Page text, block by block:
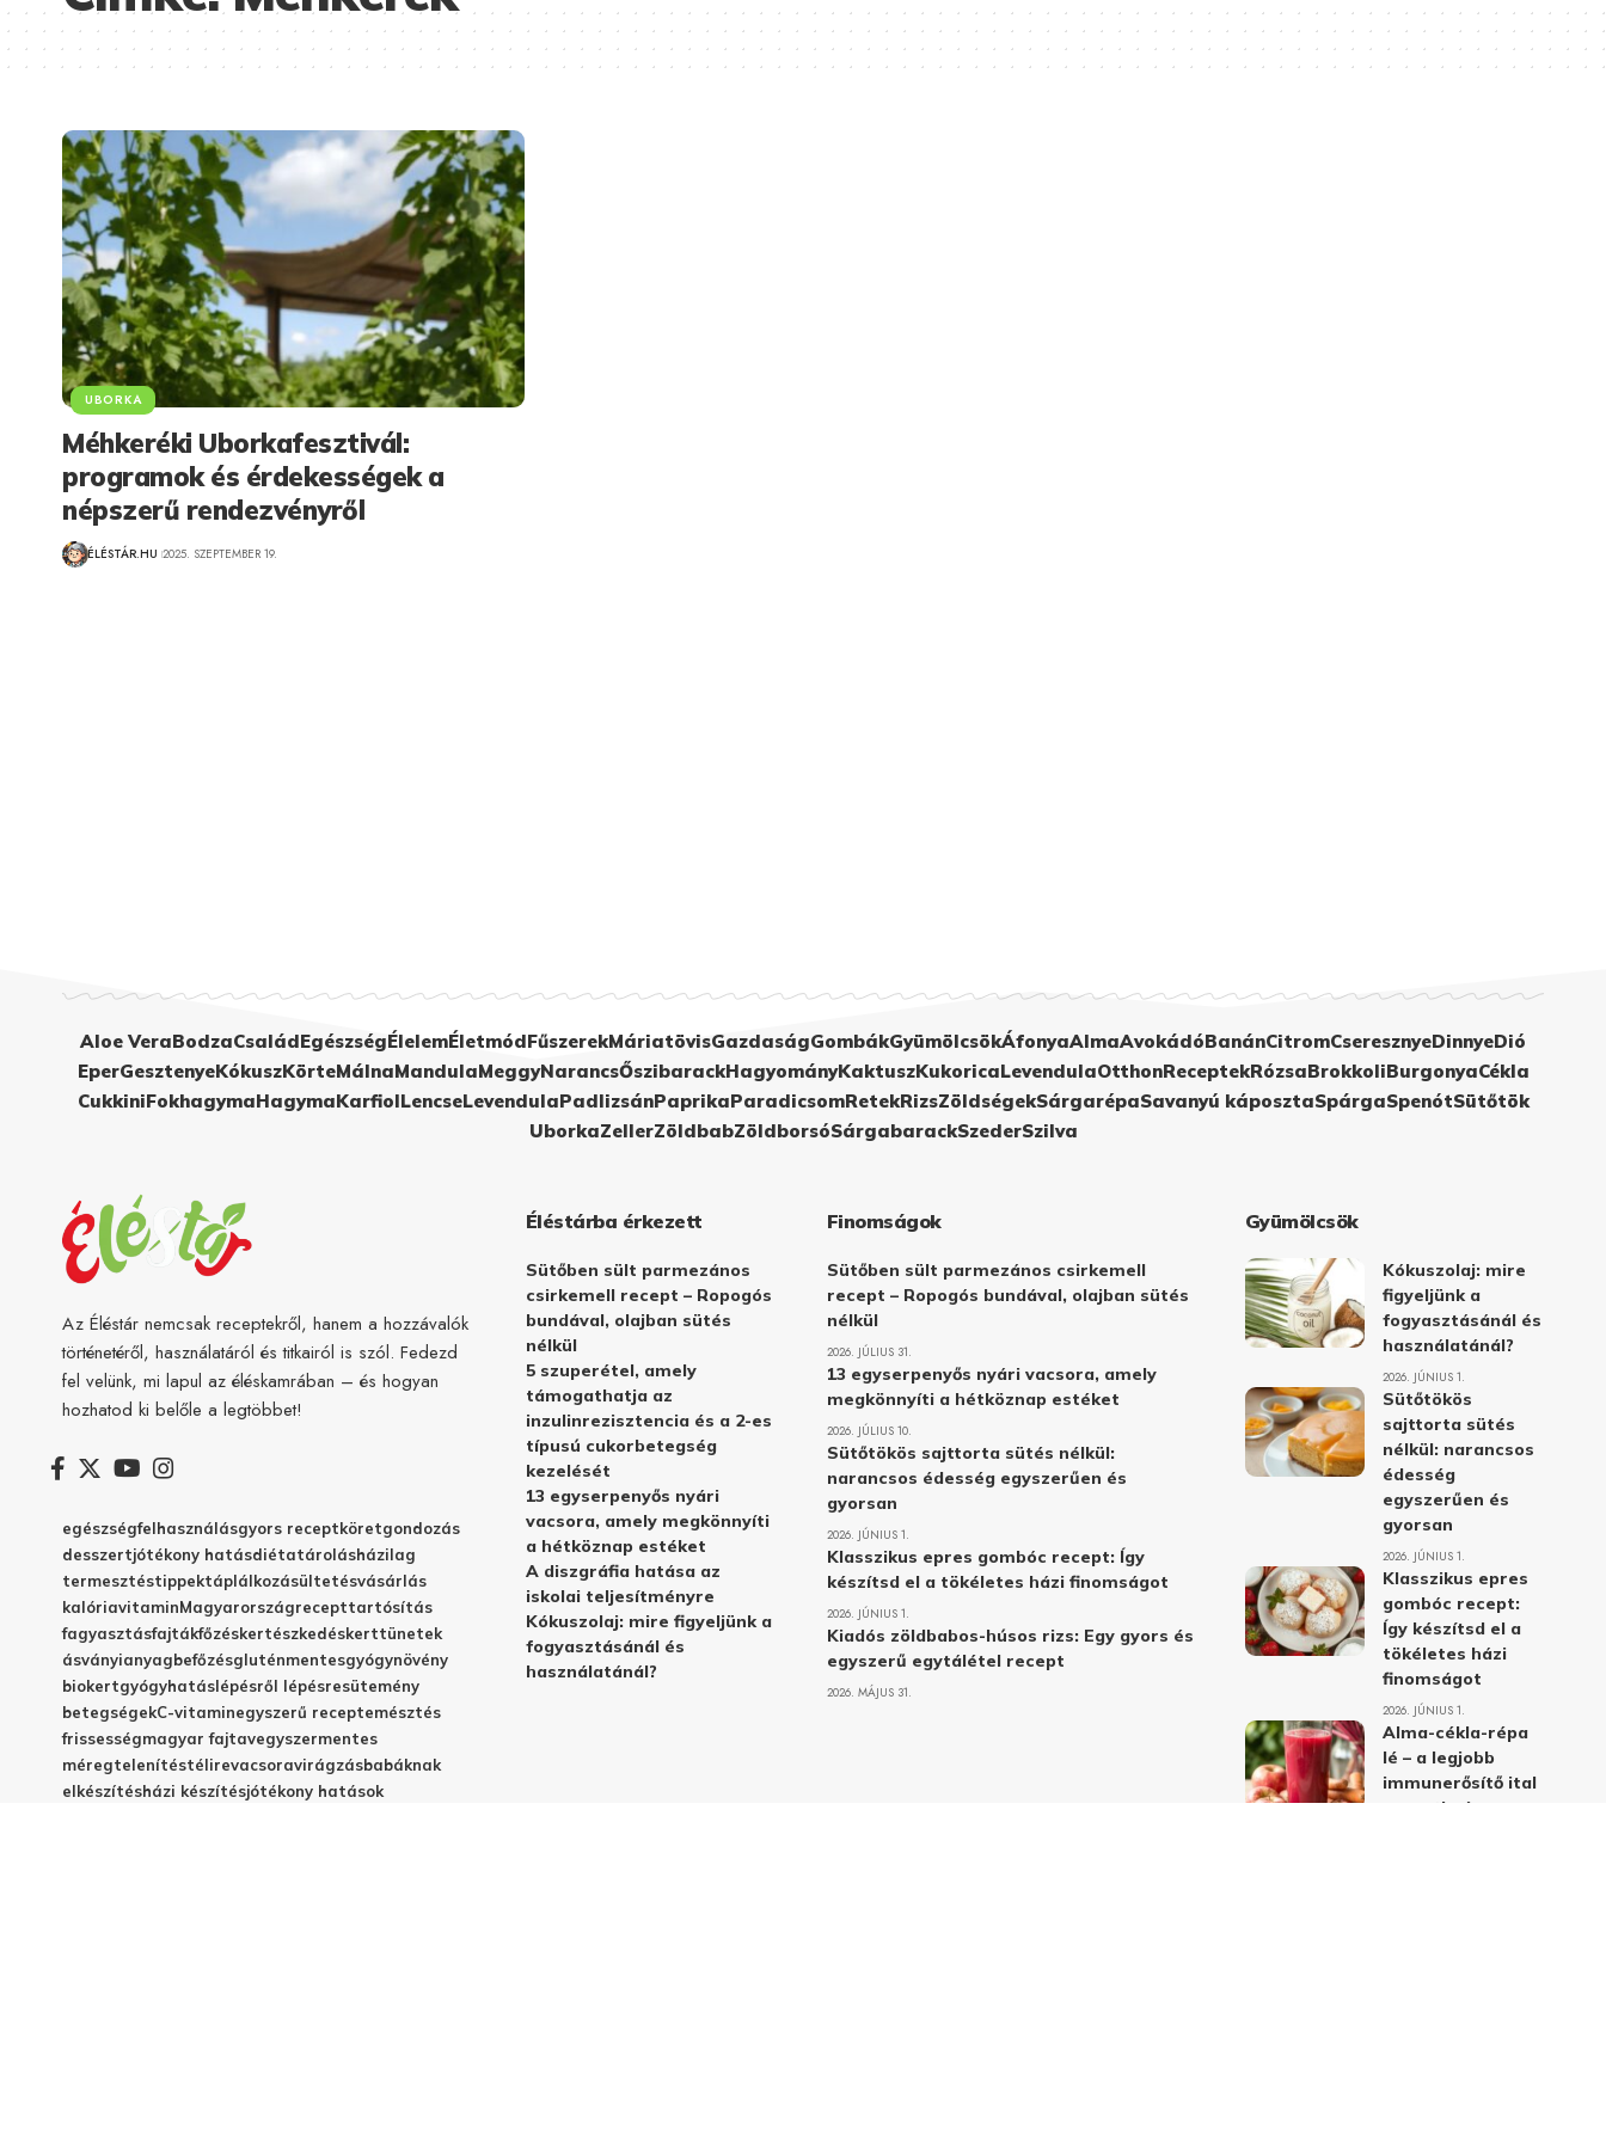
UBORKA
Méhkeréki Uborkafesztivál:
programok és érdekességek a
népszerű rendezvényről
ÉLÉSTÁR.HU 2025. SZEPTEMBER 19.
Aloe VeraBodzaCsaládEgészségÉlelemÉletmódFűszerekMáriatövisGazdaságGombákGyümölcsökÁfonyaAlmaAvokádóBanánCitromCseresznyeDinnyeDió
EperGesztenyeKókuszKörteMálnaMandulaMeggyNarancsŐszibarackHagyományKaktuszKukoricaLevendulaOtthonReceptekRózsaBrokkoliBurgonyaCékla
CukkiniFokhagymaHagymaKarfiolLencseLevendulaPadlizsánPaprikaParadicsomRetekRizsZöldségekSárgarépaSavanyú káposztaSpárgaSpenótSütőtök
UborkaZellerZöldbabZöldborsóSárgabarackSzederSzilva
Az Éléstár nemcsak receptekről, hanem a hozzávalók
történetéről, használatáról és titkairól is szól. Fedezd
fel velünk, mi lapul az éléskamrában – és hogyan
hozhatod ki belőle a legtöbbet!
egészségfelhasználásgyors receptköretgondozás
desszertjótékony hatásdiétatárolásházilag
termesztéstippektáplálkozásültetésvásárlás
kalóriavitaminMagyarországrecepttartósítás
fagyasztásfajtákfőzéskertészkedéskerttünetek
ásványianyagbefőzésgluténmentesgyógynövény
biokertgyógyhatáslépésről lépésresütemény
betegségekC-vitaminegyszerű receptemésztés
frissességmagyar fajtavegyszermentes
méregtelenítéstélirevacsoravirágzásbabáknak
elkészítésházi készítésjótékony hatások
Éléstárba érkezett
Sütőben sült parmezános
csirkemell recept – Ropogós
bundával, olajban sütés
nélkül
5 szuperétel, amely
támogathatja az
inzulinrezisztencia és a 2-es
típusú cukorbetegség
kezelését
13 egyserpenyős nyári
vacsora, amely megkönnyíti
a hétköznap estéket
A diszgráfia hatása az
iskolai teljesítményre
Kókuszolaj: mire figyeljünk a
fogyasztásánál és
használatánál?
Finomságok
Sütőben sült parmezános csirkemell
recept – Ropogós bundával, olajban sütés
nélkül
2026. JÚLIUS 31.
13 egyserpenyős nyári vacsora, amely
megkönnyíti a hétköznap estéket
2026. JÚLIUS 10.
Sütőtökös sajttorta sütés nélkül:
narancsos édesség egyszerűen és
gyorsan
2026. JÚNIUS 1.
Klasszikus epres gombóc recept: Így
készítsd el a tökéletes házi finomságot
2026. JÚNIUS 1.
Kiadós zöldbabos-húsos rizs: Egy gyors és
egyszerű egytálétel recept
2026. MÁJUS 31.
Gyümölcsök
Kókuszolaj: mire
figyeljünk a
fogyasztásánál és
használatánál?
2026. JÚNIUS 1.
Sütőtökös
sajttorta sütés
nélkül: narancsos
édesség
egyszerűen és
gyorsan
2026. JÚNIUS 1.
Klasszikus epres
gombóc recept:
Így készítsd el a
tökéletes házi
finomságot
2026. JÚNIUS 1.
Alma-cékla-répa
lé – a legjobb
immunerősítő ital
receptje és